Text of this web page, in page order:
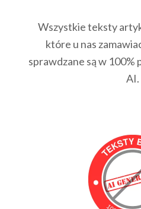
Wszystkie teksty
które u nas
sprawdzane są w 100%
AI.